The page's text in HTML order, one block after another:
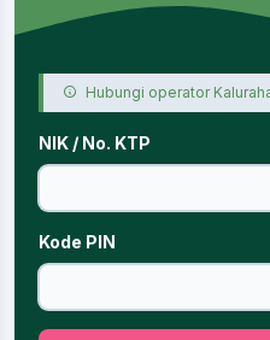
Hubungi operator
NIK / No. KTP
Kode PIN